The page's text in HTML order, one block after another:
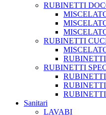
RUBINETTI
RUBINETTI
RUBINETTI
Sanitari
LAVABI